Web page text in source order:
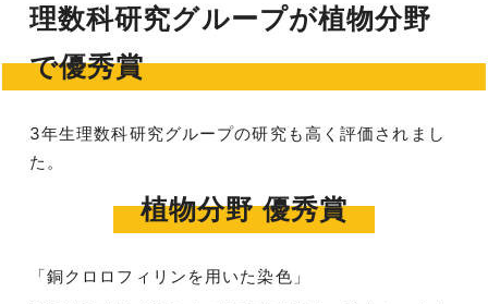
理数科研究グループが植物分野
で優秀賞
3年生理数科研究グループの研究も高く評価されまし
た。
植物分野 優秀賞
「銅クロロフィリンを用いた染色」